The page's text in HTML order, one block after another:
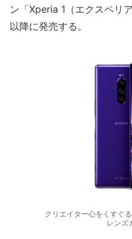
ン「Xperia 1（エクスペリ
以降に発売する。
クリエイター心をくすぐ
レンズ